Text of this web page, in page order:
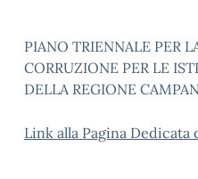
PIANO TRIENNALE PER
CORRUZIONE PER LE
DELLA REGIONE
Link alla Pagina Dedicata